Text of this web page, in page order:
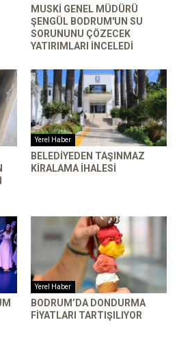
MUSKİ GENEL MÜDÜRÜ
ŞENGÜL BODRUM'UN SU
SORUNUNU ÇÖZECEK
YATIRIMLARI INCELEDI
Yerel Haber
BELEDIYEDEN TAŞINMAZ
KIRALAMA İHALESI
Yerel Haber
BODRUM’DA DONDURMA
FIYATLARI TARTIŞILIYOR